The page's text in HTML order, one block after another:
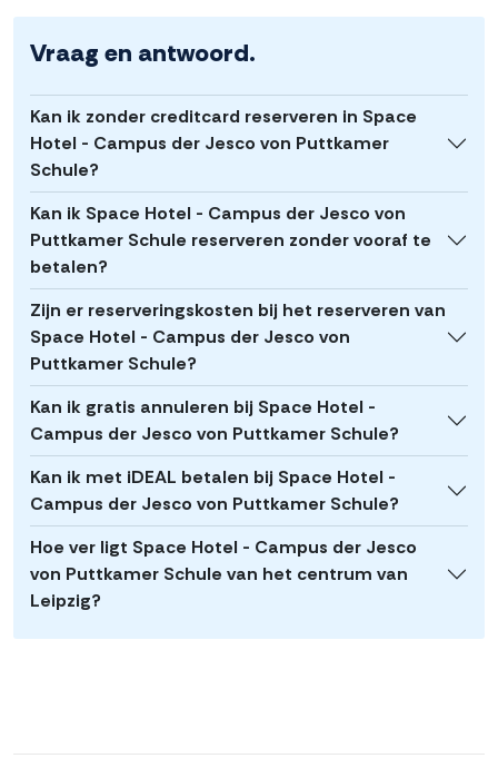
Vraag en antwoord.
Kan ik zonder creditcard reserveren in Space
Hotel - Campus der Jesco von Puttkamer
Schule?
Kan ik Space Hotel - Campus der Jesco von
Puttkamer Schule reserveren zonder vooraf te
betalen?
Zijn er reserveringskosten bij het reserveren van
Space Hotel - Campus der Jesco von
Puttkamer Schule?
Kan ik gratis annuleren bij Space Hotel -
Campus der Jesco von Puttkamer Schule?
Kan ik met iDEAL betalen bij Space Hotel -
Campus der Jesco von Puttkamer Schule?
Hoe ver ligt Space Hotel - Campus der Jesco
von Puttkamer Schule van het centrum van
Leipzig?